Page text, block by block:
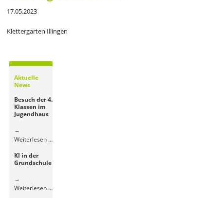
17.05.2023
Klettergarten Illingen
Aktuelle
News
Besuch der 4.
Klassen im
Jugendhaus
Weiterlesen …Besuch
KI in der
Grundschule
Weiterlesen …KI